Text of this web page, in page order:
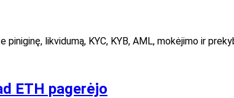
likvidumą, KYC, KYB, AML, mokėjimo ir
ETH pagerėjo